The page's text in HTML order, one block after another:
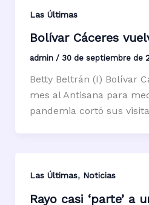
Las Últimas
Bolívar Cáceres
admin / 30 de septiembre de
Betty Beltrán (I) Bolívar
mes al Antisana para
pandemia cortó sus
Las Últimas, Noticias
Rayo casi ‘parte’ a